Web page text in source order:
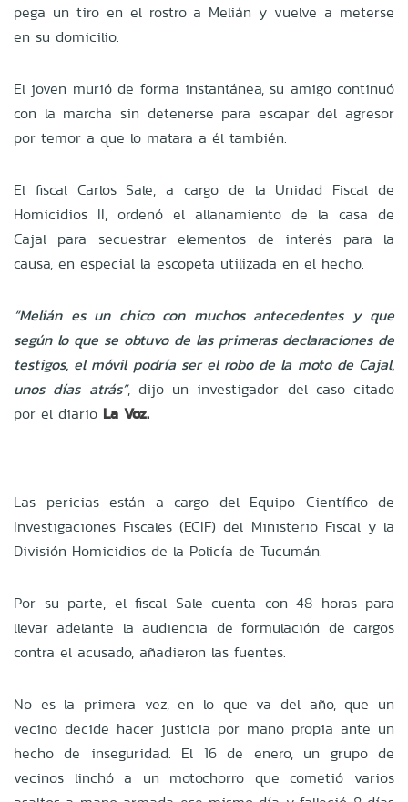
pega un tiro en el rostro a Melián y vuelve a meterse
en su domicilio.
El joven murió de forma instantánea, su amigo continuó
con la marcha sin detenerse para escapar del agresor
por temor a que lo matara a él también.
El fiscal Carlos Sale, a cargo de la Unidad Fiscal de
Homicidios II, ordenó el allanamiento de la casa de
Cajal para secuestrar elementos de interés para la
causa, en especial la escopeta utilizada en el hecho.
“Melián es un chico con muchos antecedentes y que
según lo que se obtuvo de las primeras declaraciones de
testigos, el móvil podría ser el robo de la moto de Cajal,
unos días atrás”, dijo un investigador del caso citado
por el diario La Voz.
Las pericias están a cargo del Equipo Científico de
Investigaciones Fiscales (ECIF) del Ministerio Fiscal y la
División Homicidios de la Policía de Tucumán.
Por su parte, el fiscal Sale cuenta con 48 horas para
llevar adelante la audiencia de formulación de cargos
contra el acusado, añadieron las fuentes.
No es la primera vez, en lo que va del año, que un
vecino decide hacer justicia por mano propia ante un
hecho de inseguridad. El 16 de enero, un grupo de
vecinos linchó a un motochorro que cometió varios